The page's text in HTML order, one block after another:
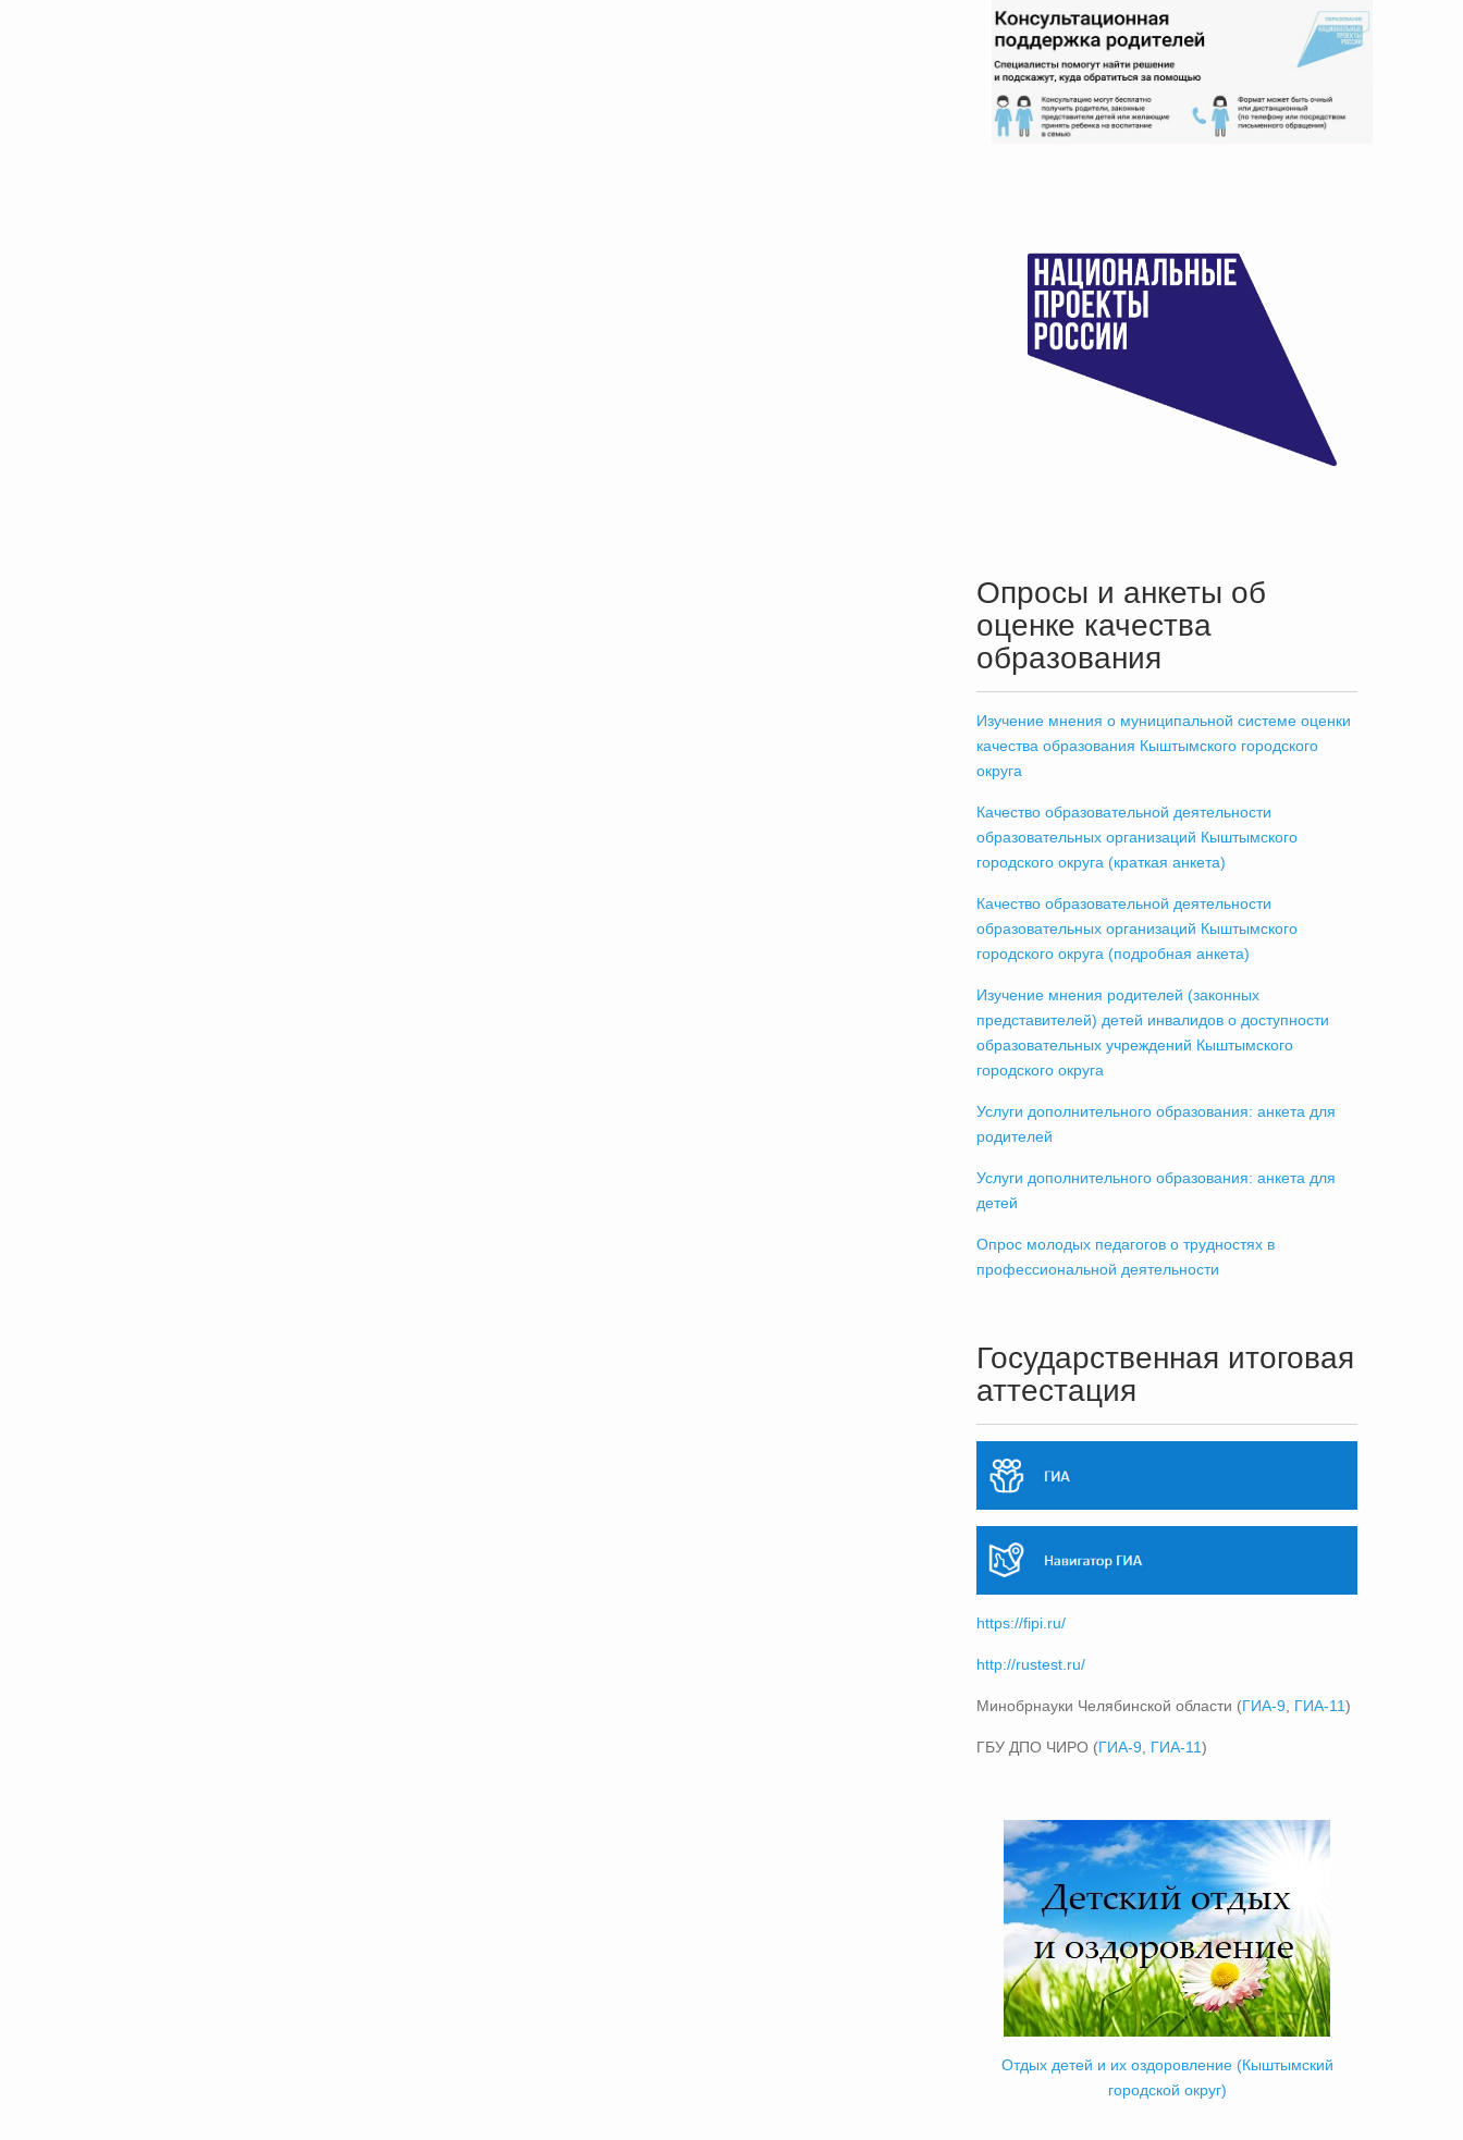
Опросы и анкеты об
оценке качества
образования
Изучение мнения о муниципальной системе оценки
качества образования Кыштымского городского
округа
Качество образовательной деятельности
образовательных организаций Кыштымского
городского округа (краткая анкета)
Качество образовательной деятельности
образовательных организаций Кыштымского
городского округа (подробная анкета)
Изучение мнения родителей (законных
представителей) детей инвалидов о доступности
образовательных учреждений Кыштымского
городского округа
Услуги дополнительного образования: анкета для
родителей
Услуги дополнительного образования: анкета для
детей
Опрос молодых педагогов о трудностях в
профессиональной деятельности
Государственная итоговая
аттестация
https://fipi.ru/
http://rustest.ru/
Минобрнауки Челябинской области (ГИА-9 ГИА-11)
ГБУ ДПО ЧИРО (ГИА-9 ГИА-11)
Отдых детей и их оздоровление (Кыштымский
городской округ)